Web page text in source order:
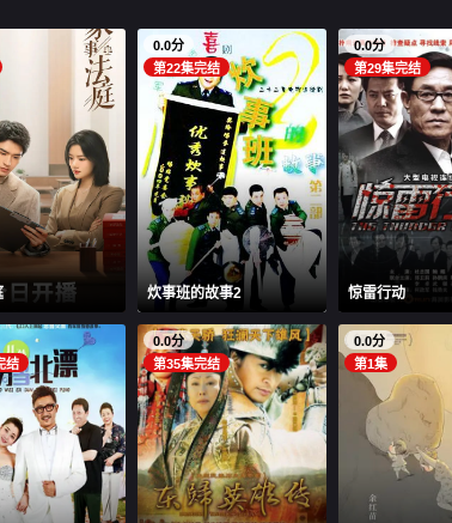
0.0分
第22集完结
炊事班的故事2
0.0分
第29集完结
惊雷行动
结
0.0分
第35集完结
0.0分
第1集